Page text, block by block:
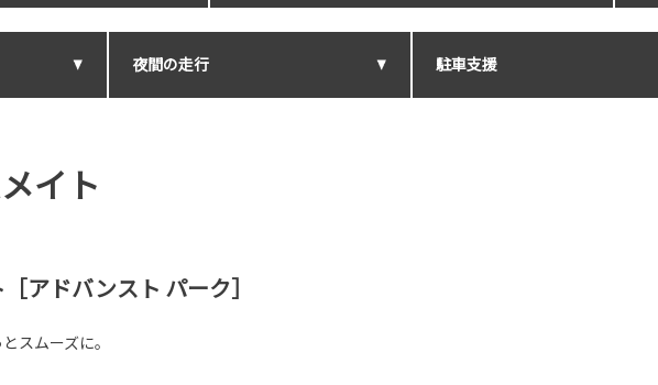
夜間の走行 駐車支援
イト
アドバンスト パーク］
スムーズに。